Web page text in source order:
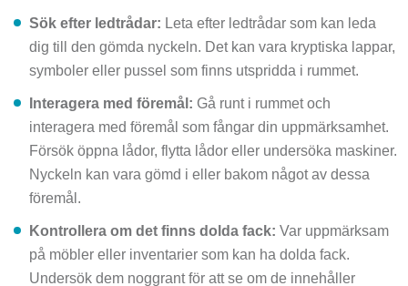
Sök efter ledtrådar: Leta efter ledtrådar som kan leda
dig till den gömda nyckeln. Det kan vara kryptiska lappar,
symboler eller pussel som finns utspridda i rummet.
Interagera med föremål: Gå runt i rummet och
interagera med föremål som fångar din uppmärksamhet.
Försök öppna lådor, flytta lådor eller undersöka maskiner.
Nyckeln kan vara gömd i eller bakom något av dessa
föremål.
Kontrollera om det finns dolda fack: Var uppmärksam
på möbler eller inventarier som kan ha dolda fack.
Undersök dem noggrant för att se om de innehåller